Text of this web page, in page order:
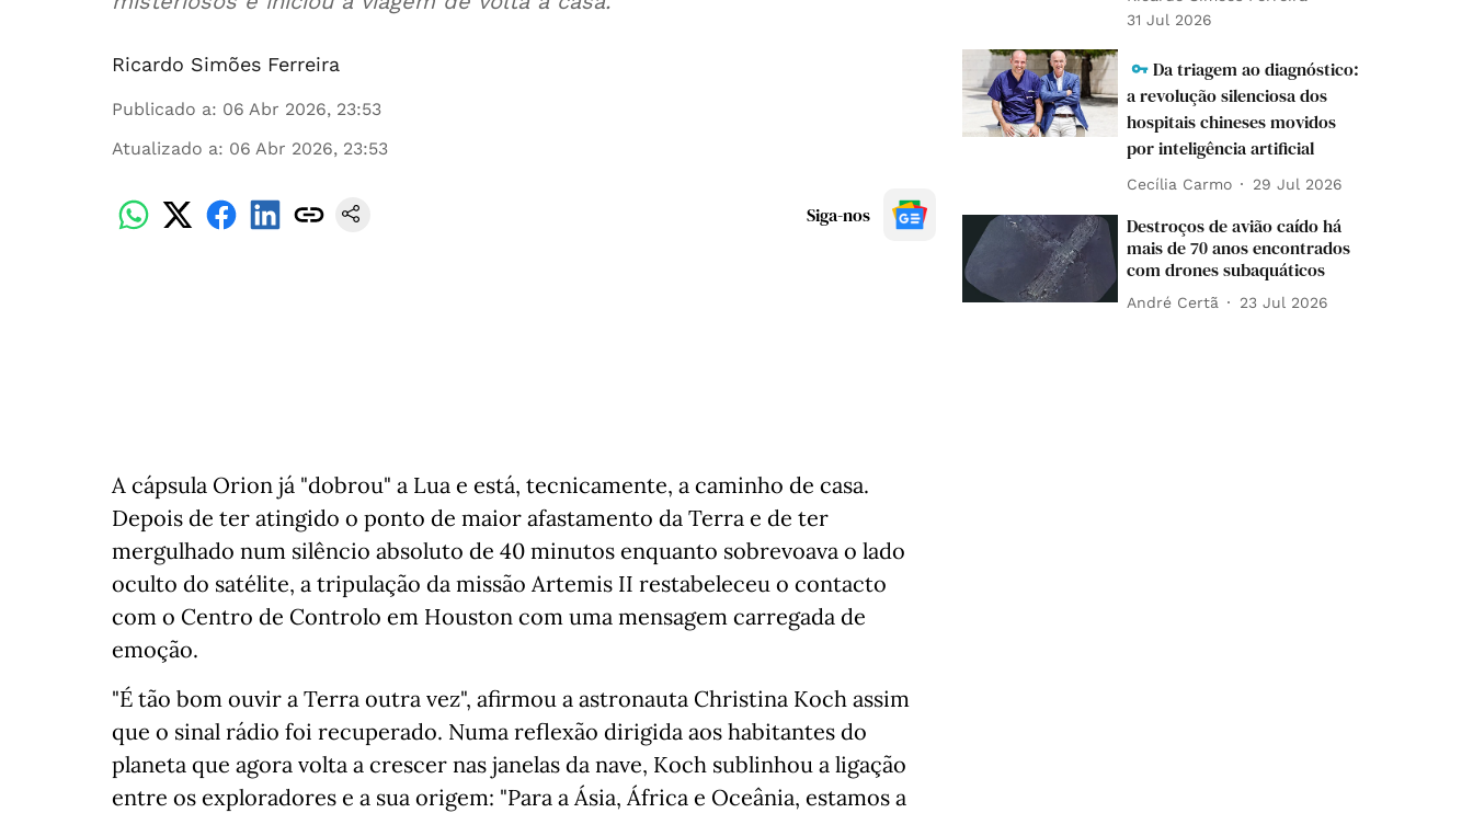
Ricardo Simões Ferreira
Publicado a: 06 Abr 2026, 23:53
Atualizado a: 06 Abr 2026, 23:53
Siga-nos
A cápsula Orion já "dobrou" a Lua e está, tecnicamente, a caminho de casa.
Depois de ter atingido o ponto de maior afastamento da Terra e de ter
mergulhado num silêncio absoluto de 40 minutos enquanto sobrevoava o lado
oculto do satélite, a tripulação da missão Artemis II restabeleceu o contacto
com o Centro de Controlo em Houston com uma mensagem carregada de
emoção.
"É tão bom ouvir a Terra outra vez", afirmou a astronauta Christina Koch assim
que o sinal rádio foi recuperado. Numa reflexão dirigida aos habitantes do
planeta que agora volta a crescer nas janelas da nave, Koch sublinhou a ligação
entre os exploradores e a sua origem: "Para a Ásia, África e Oceânia, estamos a
31 Jul 2026
Da triagem ao diagnóstico:
a revolução silenciosa dos
hospitais chineses movidos
por inteligência artificial
Cecília Carmo 29 Jul 2026
Destroços de avião caído há
mais de 70 anos encontrados
com drones subaquáticos
André Certã 23 Jul 2026